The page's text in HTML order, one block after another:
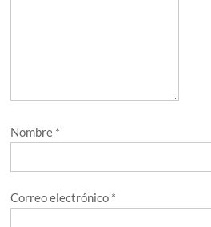
Nombre *
Correo electrónico *